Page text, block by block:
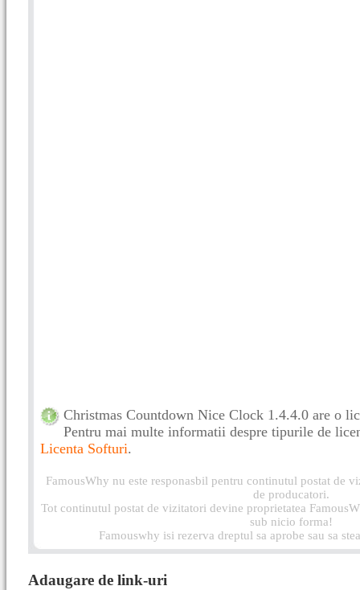
Christmas Countdown Nice Clock 1.4.4.0 are o
Pentru mai multe informatii despre tipurile de
Licenta Softuri.
FamousWhy nu este responasbil pentru continutul postat de
de producatori.
Tot continutul postat de vizitatori devine proprietatea
sub nicio forma!
Famouswhy isi rezerva dreptul sa aprobe sau sa
Adaugare de link-uri